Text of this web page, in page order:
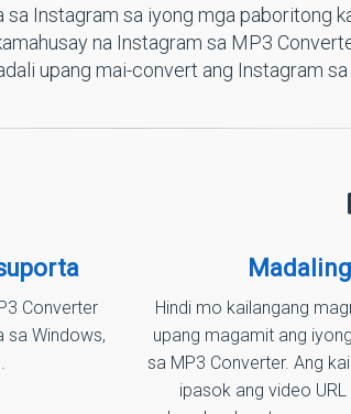
Instagram sa iyong mga paboritong
na Instagram sa MP3
upang mai-convert ang Instagram
Converter
sa Windows,
Hindi mo kailangang
upang magamit ang
sa MP3 Converter. Ang
ipasok ang video